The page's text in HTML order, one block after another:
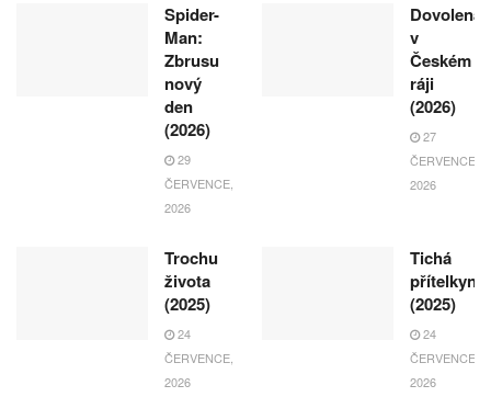
Spider-
Man:
Zbrusu
nový
den
(2026)
29
ČERVENCE,
2026
Dovolená
v
Českém
ráji
(2026)
27
ČERVENCE,
2026
Trochu
života
(2025)
24
ČERVENCE,
2026
Tichá
přítelkyně
(2025)
24
ČERVENCE,
2026